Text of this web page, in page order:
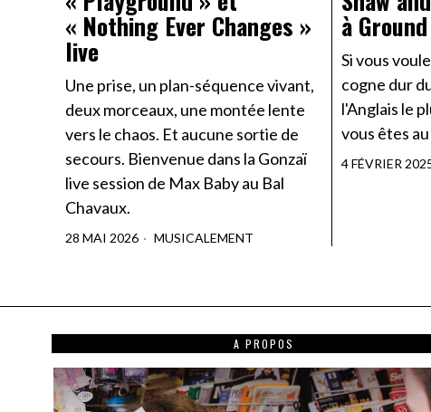
« Nothing Ever Changes »
live
Une prise, un plan-séquence vivant,
deux morceaux, une montée lente
vers le chaos. Et aucune sortie de
secours. Bienvenue dans la Gonzaï
live session de Max Baby au Bal
Chavaux.
28 MAI 2026 MUSICALEMENT
à
Si vous
cogne dur
l'Anglais le
vous êtes
4 FÉVRIER
A PROPOS